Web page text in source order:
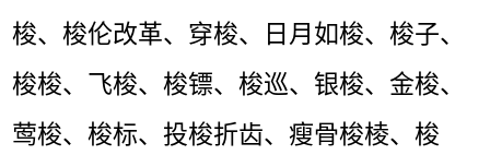
梭、梭伦改革、穿梭、日月如梭、梭子、
梭梭、飞梭、梭镖、梭巡、银梭、金梭、
莺梭、梭标、投梭折齿、瘦骨梭棱、梭